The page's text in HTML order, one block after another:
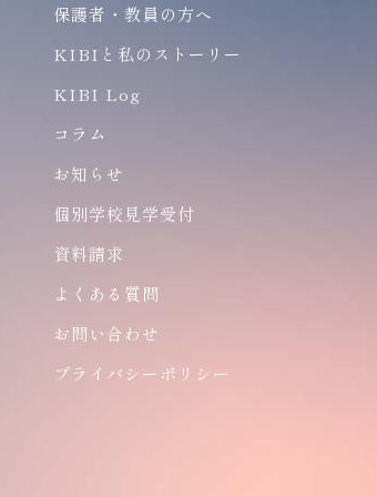
保護者・教員の方へ
KIBIと私のストーリー
KIBI Log
コラム
お知らせ
個別学校見学受付
資料請求
よくある質問
お問い合わせ
プライバシーポリシー